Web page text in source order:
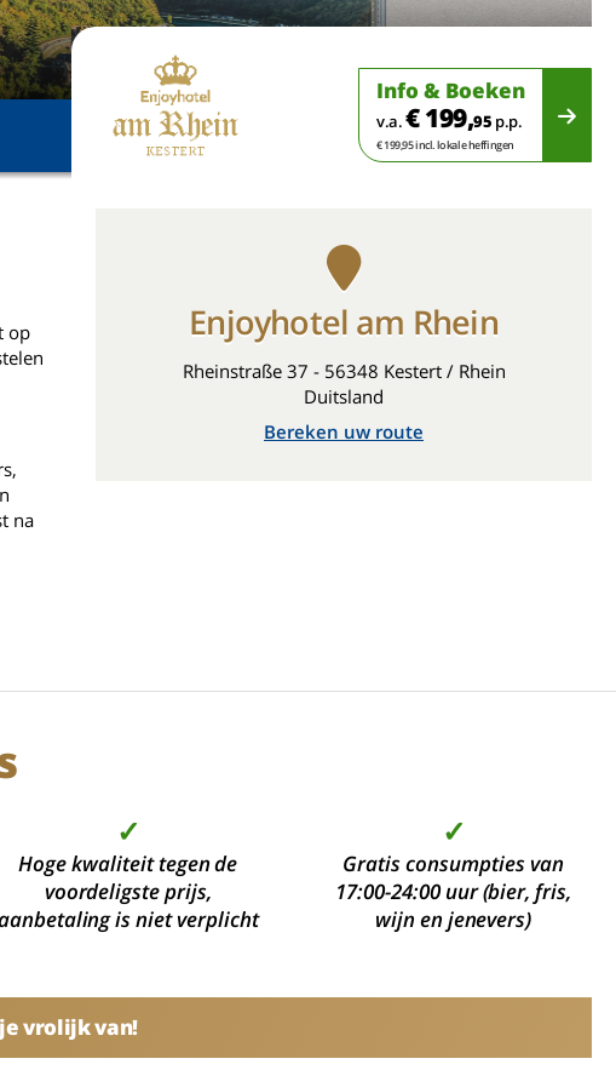
Info & Boeken
v.a.€ 199,95 p.p.
€ 199,95 incl. lokale heffingen
op
na
Enjoyhotel am Rhein
Rheinstraße 37 - 56348 Kestert / Rhein
Duitsland
Bereken uw route
✓
Hoge kwaliteit tegen de
voordeligste prijs,
is niet verplicht
✓
Gratis consumpties van
17:00-24:00 uur (bier, fris,
wijn en jenevers)
vrolijk van!